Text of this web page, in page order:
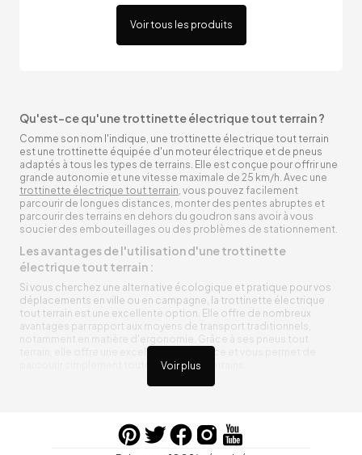
Voir tous les produits
Voir plus
Qu'est-ce qu'une trottinette électrique tout terrain ?
Comme son nom l'indique, une trottinette électrique tout terrain
est une trottinette équipée d'un moteur électrique et de pneus
adaptés à tous les types de terrains. Elle est conçue pour offrir une
grande autonomie et une vitesse maximale de 25 km/h. Avec une
trottinette électrique tout terrain, vous pouvez facilement
parcourir de longues distances, monter des pentes abruptes et
parcourir des terrains en dehors du goudron sans avoir à vous
soucier des embouteillages ou des problèmes de stationnement.
Les avantages de l'utilisation d'une trottinette
électrique tout terrain :
Si vous cherchez une alternative écologique et pratique pour vos
déplacements en ville ou en campagne, la trottinette électrique
tout terrain est une excellente option. Elle offre de nombreux
avantages par rapport aux moyens de transport traditionnels,
notamment en matière d'ergonomie. Grâce à ses pneus tout
terrain, elle offre une excellente adhérence et vous permet de
parcourir simplement toutes sortes de terrains.
Trottinette électrique tout terrain ergonomique
entre vos trajets, vous n’aurez pas à vous soucier de l’état de sa
batterie. De plus, elle est équipée de pneus résistants qui peuvent